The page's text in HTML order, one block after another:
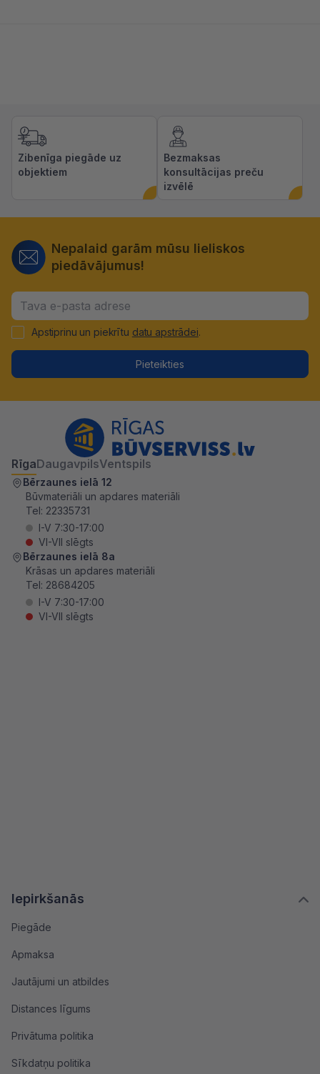
Zibenīga piegāde uz
objektiem
Bezmaksas
konsultācijas preču
izvēlē
Nepalaid garām mūsu lieliskos
piedāvājumus!
Apstiprinu un piekrītu datu apstrādei.
Pieteikties
Iepirkšanās
Piegāde
Apmaksa
Jautājumi un atbildes
Distances līgums
Privātuma politika
Sīkdatņu politika
RīgaDaugavpilsVentspils
Bērzaunes ielā 12
Būvmateriāli un apdares materiāli
Tel: 22335731
I-V 7:30-17:00
VI-VII slēgts
Bērzaunes ielā 8a
Krāsas un apdares materiāli
Tel: 28684205
I-V 7:30-17:00
VI-VII slēgts